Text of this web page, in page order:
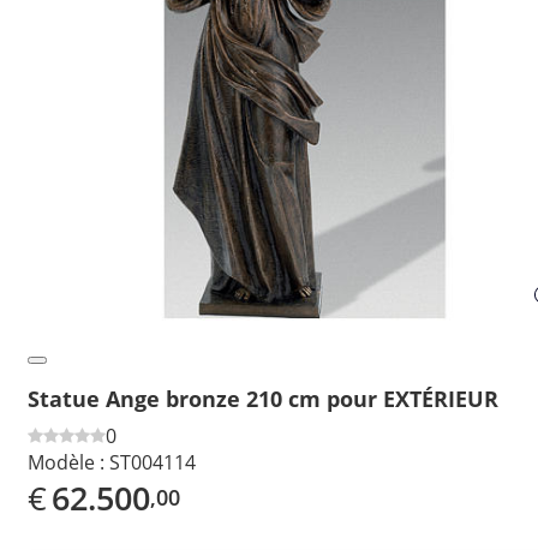
Statue Ange bronze 210 cm pour EXTÉRIEUR
0
Modèle : ST004114
€62.500,00